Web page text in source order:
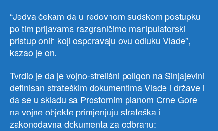
“Jedva čekam da u redovnom sudskom postupku
po tim prijavama razgraničimo manipulatorski
pristup onih koji osporavaju ovu odluku Vlade”,
kazao je on.
Tvrdio je da je vojno-strelišni poligon na Sinjajevini
definisan strateškim dokumentima Vlade i države i
da se u skladu sa Prostornim planom Crne Gore
na vojne objekte primjenjuju strateška i
zakonodavna dokumenta za odbranu: